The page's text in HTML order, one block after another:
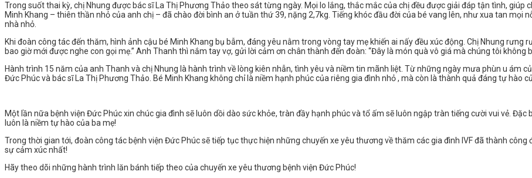
Trong suốt thai kỳ, chị Nhung được bác sĩ La Thị Phương Thảo theo sát từng ngày. Mọi lo lắng, thắc mắc của chị đều được giải đáp tận tình,
Minh Khang – thiên thần nhỏ của anh chị – đã chào đời bình an ở tuần thứ 39, nặng 2,7kg. Tiếng khóc đầu đời của bé vang lên, như xua tan mọi
nhà nhỏ.
Khi đoàn công tác đến thăm, hình ảnh cậu bé Minh Khang bụ bẫm, đáng yêu nằm trong vòng tay mẹ khiến ai nấy đều xúc động. Chị Nhung rưng
bao giờ mới được nghe con gọi mẹ.” Anh Thanh thì nắm tay vợ, gửi lời cảm ơn chân thành đến đoàn: “Đây là món quà vô giá mà chúng tôi không
Hành trình 15 năm của anh Thanh và chị Nhung là hành trình về lòng kiên nhẫn, tình yêu và niềm tin mãnh liệt. Từ những ngày mưa phùn u ám
Đức Phúc và bác sĩ La Thị Phương Thảo. Bé Minh Khang không chỉ là niềm hạnh phúc của riêng gia đình nhỏ , mà còn là thành quả đáng tự hào
Một lần nữa bệnh viện Đức Phúc xin chúc gia đình sẽ luôn dồi dào sức khỏe, tràn đầy hạnh phúc và tổ ấm sẽ luôn ngập tràn tiếng cười vui vẻ.
luôn là niềm tự hào của ba mẹ!
Trong thời gian tới, đoàn công tác bệnh viện Đức Phúc sẽ tiếp tục thực hiện những chuyến xe yêu thương về thăm các gia đình IVF đã thành
sự cảm xúc nhất!
️Hãy theo dõi những hành trình lăn bánh tiếp theo của chuyến xe yêu thương bệnh viện Đức Phúc!